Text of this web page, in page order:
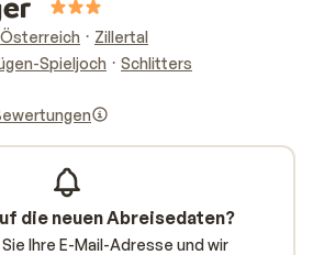
Österreich
Zillertal
Spieljoch
Schlitters
die neuen Abreisedaten?
Ihre E-Mail-Adresse und wir